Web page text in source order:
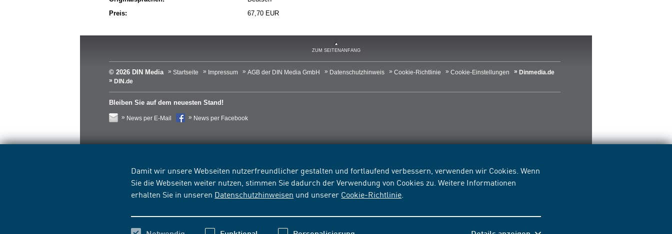
Damit wir unsere Webseiten nutzerfreundlicher gestalten und fortlaufend verbessern, verwenden wir Cookies. Wenn
Sie die Webseiten weiter nutzen, stimmen Sie dadurch der Verwendung von Cookies zu. Weitere Informationen
erhalten Sie in unseren Datenschutzhinweisen und unserer Cookie-Richtlinie
Preis:
67,70 EUR
ZUM SEITENANFANG
© 2026 DIN Media Startseite Impressum AGB der DIN Media GmbH Datenschutzhinweis Cookie-Richtlinie Cookie-Einstellungen
Dinmedia.de
DIN.de
Bleiben Sie auf dem neuesten Stand!
News per E-Mail News per Facebook